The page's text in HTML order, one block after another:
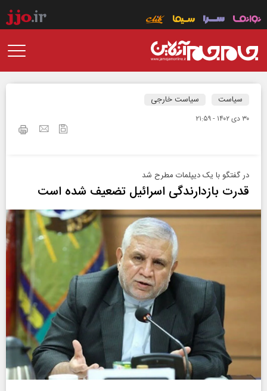
سیاست سیاست خارجی
۳۰ دی ۱۴۰۲ - ۲۱:۵۹
در گفتگو با یک دیپلمات مطرح شد
قدرت بازدارندگی اسرائیل تضعیف شده است